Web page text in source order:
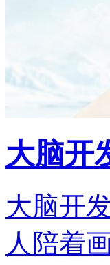
大脑开
大脑开
人陪着